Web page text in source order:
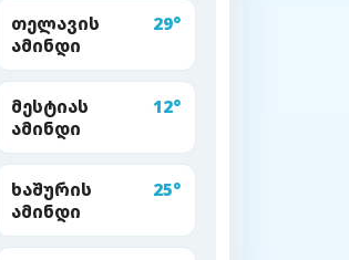
თელავის
ამინდი
29°
მესტიას
ამინდი
12°
ხაშურის
ამინდი
25°